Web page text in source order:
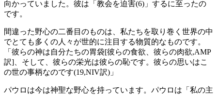
向かっていました。彼は「教会を迫害(6)」するに至ったの
です。
間違った野心の二番目のものは、私たちを取り巻く世界の中
でとても多くの人々が世的に注目する物質的なものです。
「彼らの神は自分たちの胃袋[彼らの食欲、彼らの肉欲,AMP
訳]、そして、彼らの栄光は彼らの恥です。彼らの思いはこ
の世の事柄なのです(19,NIV訳)」
パウロは今は神聖な野心を持っています。パウロは「私の主